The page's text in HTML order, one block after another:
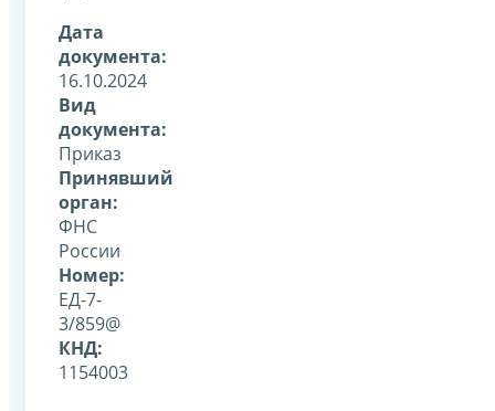
Дата
документа:
16.10.2024
Вид
документа:
Приказ
Принявший
орган:
ФНС
России
Номер:
ЕД-7-
3/859@
КНД:
1154003